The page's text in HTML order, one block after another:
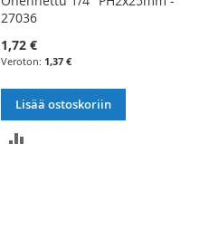
27036
1,72 €
1,37 €
Lisää ostoskoriin